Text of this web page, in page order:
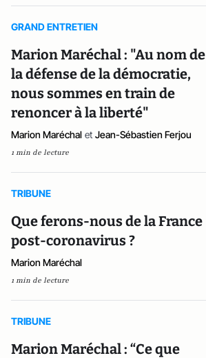
GRAND ENTRETIEN
Marion Maréchal : "Au nom de
la défense de la démocratie,
nous sommes en train de
renoncer à la liberté"
Marion Maréchal et Jean-Sébastien Ferjou
1 min de lecture
TRIBUNE
Que ferons-nous de la France
post-coronavirus ?
Marion Maréchal
1 min de lecture
TRIBUNE
Marion Maréchal : “Ce que